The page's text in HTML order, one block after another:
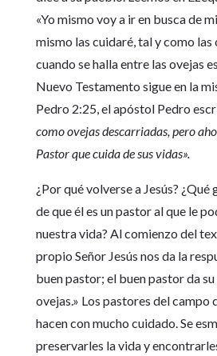
«Yo mismo voy a ir en busca de
mismo las cuidaré, tal y como
cuando se halla entre las ovejas
Nuevo Testamento sigue en la
Pedro 2:25, el apóstol Pedro
como ovejas descarriadas, pero
Pastor que cuida de sus vidas».
¿Por qué volverse a Jesús?
de que él es un pastor al que le
nuestra vida? Al comienzo del
propio Señor Jesús nos da la
buen pastor; el buen pastor da
ovejas.» Los pastores del campo
hacen con mucho cuidado. Se
preservarles la vida y